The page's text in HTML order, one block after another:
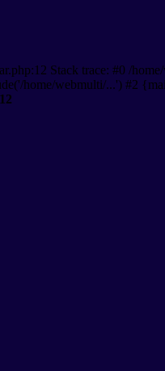
Stack trace: #0 /
home/webmulti/...') #2
12